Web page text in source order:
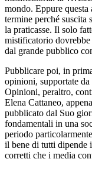
mondo. Eppure questa
termine perché
la praticasse. Il solo
mistificatorio
dal grande pubblico
Pubblicare poi, in
opinioni, supportate
Opinioni, peraltro,
Elena Cattaneo,
pubblicato dal Suo
fondamentali in una
periodo
il bene di tutti dipende
corretti che i media